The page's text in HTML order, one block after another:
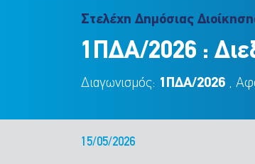
Στελέχη Δημόσιας
1ΠΔΑ/2026 :
Διαγωνισμός: 1ΠΔΑ/2026 ,
15/05/2026